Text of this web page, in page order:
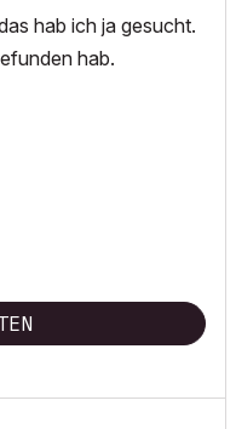
hab ich ja gesucht.
hab.